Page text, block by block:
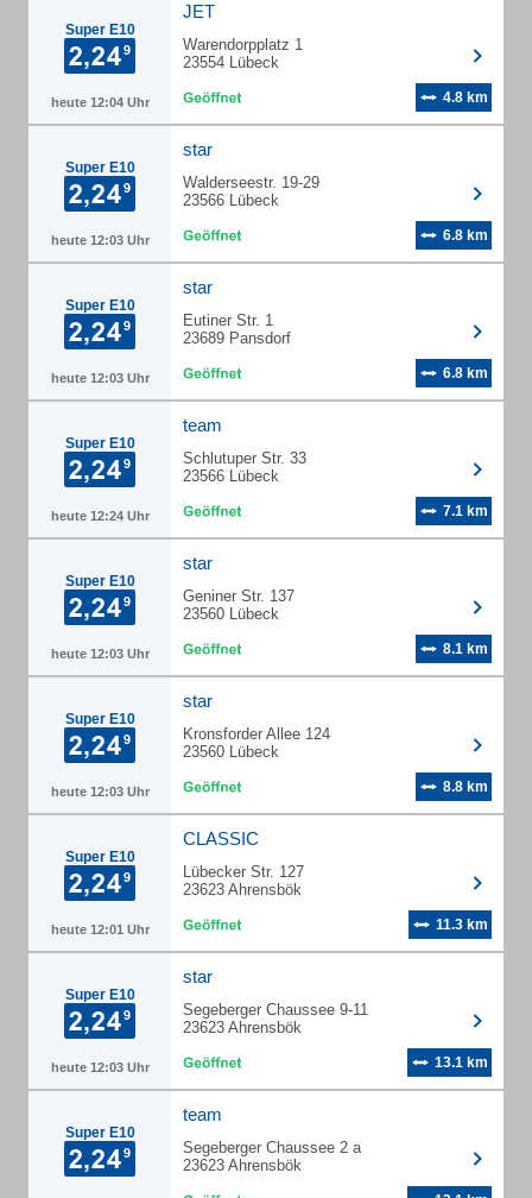
Super E10
heute 12:04 Uhr
JET
Warendorpplatz 1
23554 Lübeck
4.8 km
Super E10
heute 12:03 Uhr
star
Walderseestr. 19-29
23566 Lübeck
6.8 km
Super E10
heute 12:03 Uhr
star
Eutiner Str. 1
23689 Pansdorf
6.8 km
Super E10
heute 12:24 Uhr
team
Schlutuper Str. 33
23566 Lübeck
7.1 km
Super E10
heute 12:03 Uhr
star
Geniner Str. 137
23560 Lübeck
8.1 km
Super E10
heute 12:03 Uhr
star
Kronsforder Allee 124
23560 Lübeck
8.8 km
Super E10
heute 12:01 Uhr
CLASSIC
Lübecker Str. 127
23623 Ahrensbök
11.3 km
Super E10
heute 12:03 Uhr
star
Segeberger Chaussee 9-11
23623 Ahrensbök
13.1 km
Super E10
team
Segeberger Chaussee 2 a
23623 Ahrensbök